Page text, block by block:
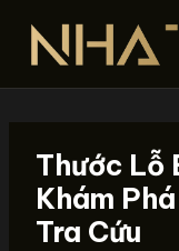
dung
Thước Lỗ
Khám
Tra Cứu